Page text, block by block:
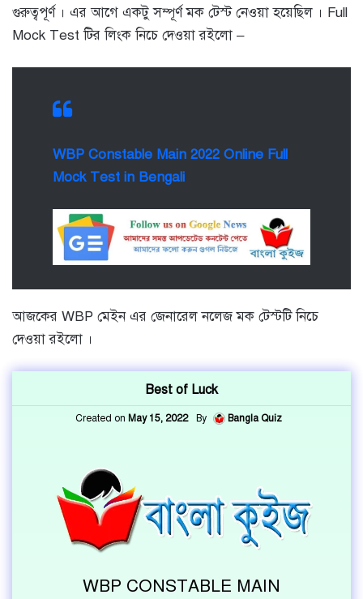
গুরুত্বপূর্ণ । এর আগে একটু সম্পূর্ণ মক টেস্ট নেওয়া হয়েছিল । Full
Mock Test টির লিংক নিচে দেওয়া রইলো –
WBP Constable Main 2022 Online Full
Mock Test in Bengali
আজকের WBP মেইন এর জেনারেল নলেজ মক টেস্টটি নিচে
দেওয়া রইলো ।
Best of Luck
Created on May 15, 2022 By Bangla Quiz
WBP CONSTABLE MAIN